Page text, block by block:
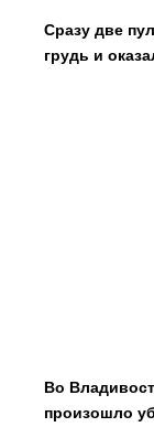
Сразу две
грудь и
Во
произошло